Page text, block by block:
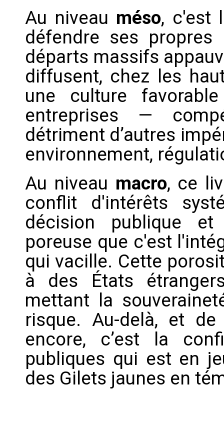
Au niveau méso, c'est
défendre ses
départs massifs
diffusent, chez les
une culture
entreprises —
détriment d’autres
environnement,
Au niveau macro, ce
conflit d'intérêts
décision publique
poreuse que c'est
qui vacille. Cette
à des États
mettant la
risque. Au-delà, et
encore, c’est la
publiques qui est en
des Gilets jaunes en